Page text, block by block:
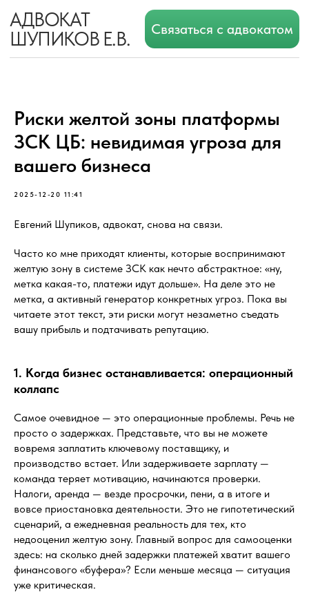
АДВОКАТ
ШУПИКОВ Е.В.
Связаться с адвокатом
Риски желтой зоны платформы
ЗСК ЦБ: невидимая угроза для
вашего бизнеса
2025-12-20 11:41
Евгений Шупиков, адвокат, снова на связи.
Часто ко мне приходят клиенты, которые воспринимают
желтую зону в системе ЗСК как нечто абстрактное: «ну,
метка какая-то, платежи идут дольше». На деле это не
метка, а активный генератор конкретных угроз. Пока вы
читаете этот текст, эти риски могут незаметно съедать
вашу прибыль и подтачивать репутацию.
1. Когда бизнес останавливается: операционный
коллапс
Самое очевидное — это операционные проблемы. Речь не
просто о задержках. Представьте, что вы не можете
вовремя заплатить ключевому поставщику, и
производство встает. Или задерживаете зарплату —
команда теряет мотивацию, начинаются проверки.
Налоги, аренда — везде просрочки, пени, а в итоге и
вовсе приостановка деятельности. Это не гипотетический
сценарий, а ежедневная реальность для тех, кто
недооценил желтую зону. Главный вопрос для самооценки
здесь: на сколько дней задержки платежей хватит вашего
финансового «буфера»? Если меньше месяца — ситуация
уже критическая.